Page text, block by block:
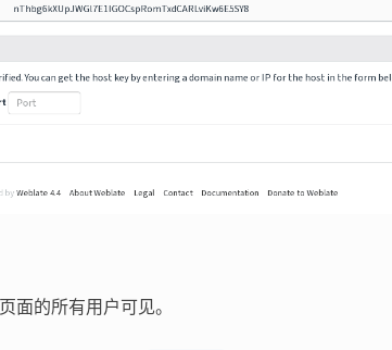
页面的所有用户可见。